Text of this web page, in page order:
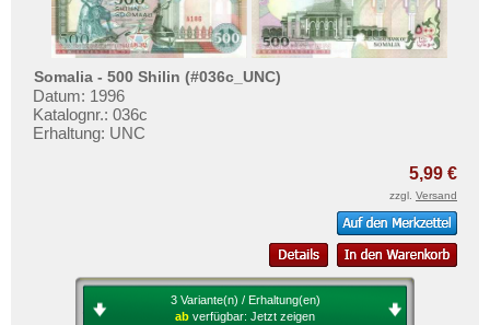
Somalia - 500 Shilin (#036c_UNC)
Datum: 1996
Katalognr.: 036c
Erhaltung: UNC
5,99 €
zzgl. Versand
3 Variante(n) / Erhaltung(en)
ab verfügbar: Jetzt zeigen